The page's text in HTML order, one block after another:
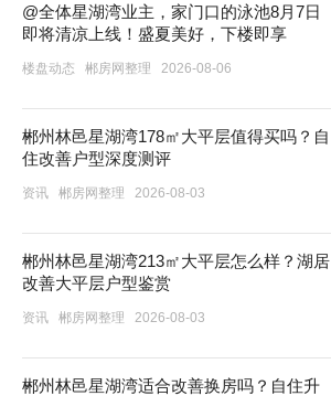
@全体星湖湾业主，家门口的泳池8月7日
即将清凉上线！盛夏美好，下楼即享
楼盘动态 郴房网整理 2026-08-06
郴州林邑星湖湾178㎡大平层值得买吗？自
住改善户型深度测评
资讯 郴房网整理 2026-08-03
郴州林邑星湖湾213㎡大平层怎么样？湖居
改善大平层户型鉴赏
资讯 郴房网整理 2026-08-03
郴州林邑星湖湾适合改善换房吗？自住升